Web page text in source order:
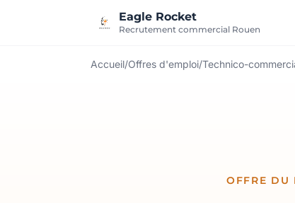
Eagle Rocket
Recrutement commercial Rouen
Accueil/Offres d'emploi/Technico-
OFFRE DU